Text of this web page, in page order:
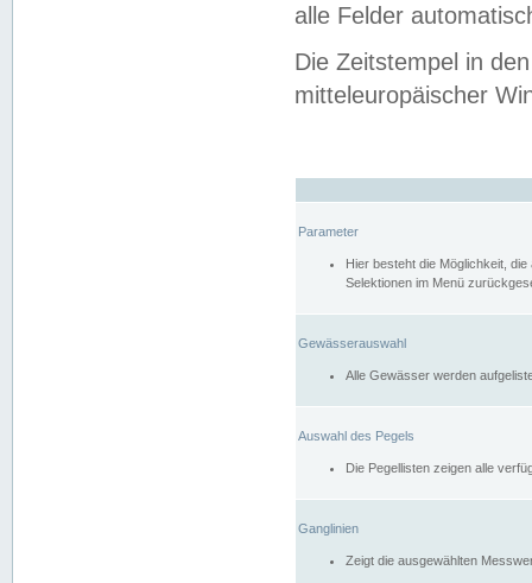
alle Felder
Die Zeitstempel in
mitteleuropäischer
Parameter
Hier besteht die Möglichkeit,
Selektionen im Menü
Gewässerauswahl
Alle Gewässer werden
Auswahl des Pegels
Die Pegellisten zeigen alle
Ganglinien
Zeigt die ausgewählten